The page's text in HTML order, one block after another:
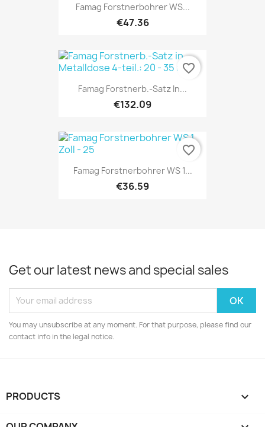
Famag Forstnerbohrer WS...
€47.36
Famag Forstnerb.-Satz In...
€132.09
favorite_border
Famag Forstnerbohrer WS 1...
€36.59
favorite_border
Get our latest news and special sales
You may unsubscribe at any moment. For that purpose, please find our
contact info in the legal notice.
PRODUCTS 